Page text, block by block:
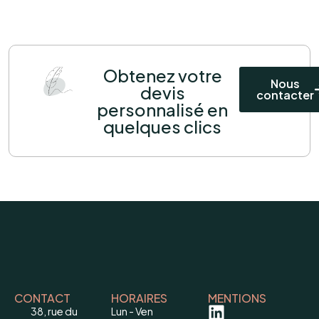
Obtenez votre
devis
personnalisé en
quelques clics
Nous
contacter
CONTACT
38, rue du
HORAIRES
Lun - Ven
MENTIONS